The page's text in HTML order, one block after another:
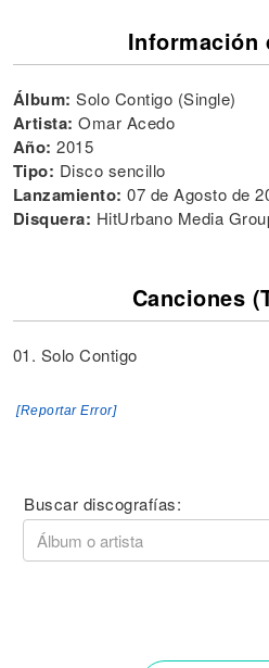
Información
Álbum: Solo Contigo (Single)
Artista: Omar Acedo
Año: 2015
Tipo: Disco sencillo
Lanzamiento: 07 de Agosto de
Disquera: HitUrbano Media
Canciones
01. Solo Contigo
[Reportar Error]
Buscar discografías: